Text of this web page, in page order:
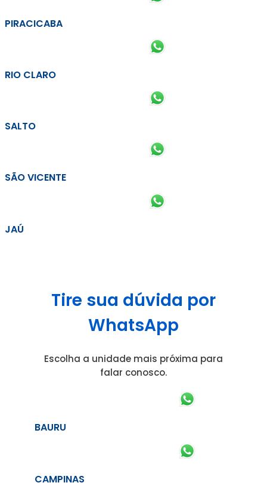
PIRACICABA
RIO CLARO
SALTO
SÃO VICENTE
JAÚ
Tire sua dúvida por
WhatsApp
Escolha a unidade mais próxima para
falar conosco.
BAURU
CAMPINAS